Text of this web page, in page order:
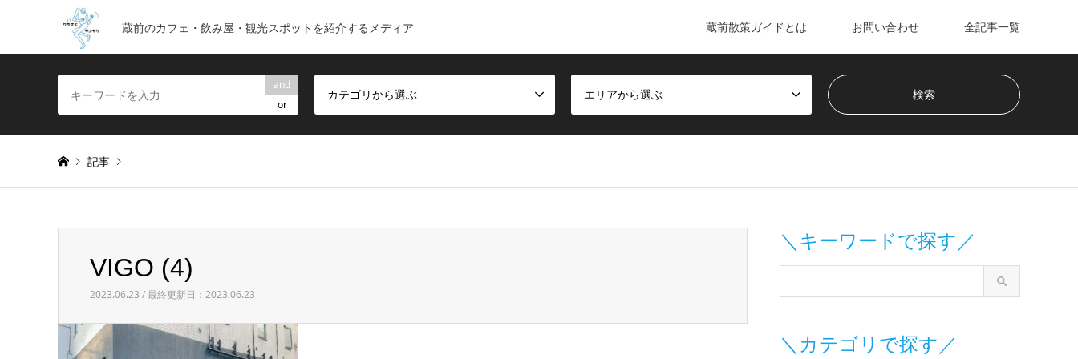
蔵前のカフェ・飲み屋・観光スポットを紹介するメディア 蔵前散策ガイドとは お問い合わせ 全記事一覧
and
or
カテゴリから選ぶ エリアから選ぶ
記事
VIGO (4)VIGO (4)
2023.06.23 / 最終更新日：2023.06.23
＼キーワードで探す／
＼カテゴリで探す／